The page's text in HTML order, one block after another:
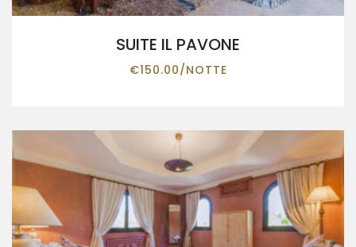
SUITE IL PAVONE
€150.00/NOTTE